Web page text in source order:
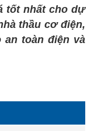
tốt nhất cho dự
thầu cơ điện,
an toàn điện và